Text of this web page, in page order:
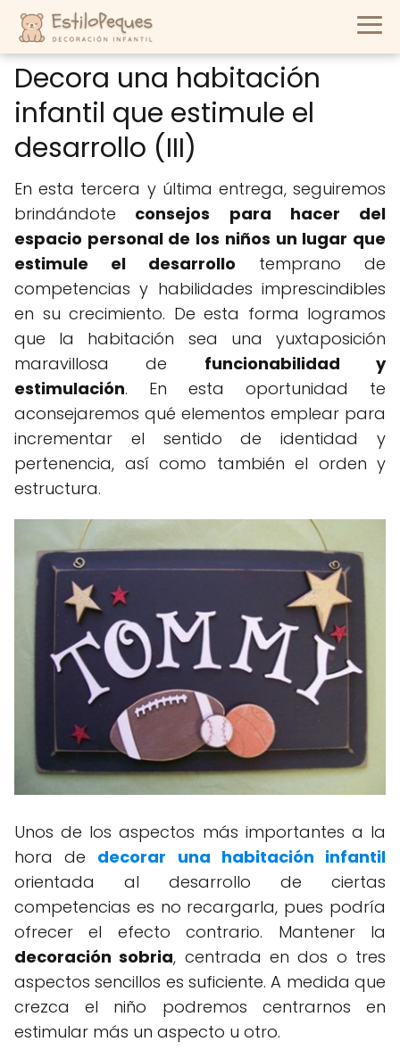
Decora una habitación
infantil que estimule el
desarrollo (III)
En esta tercera y última entrega, seguiremos
brindándote consejos para hacer del
espacio personal de los niños un lugar que
estimule el desarrollo temprano de
competencias y habilidades imprescindibles
en su crecimiento. De esta forma logramos
que la habitación sea una yuxtaposición
maravillosa de funcionabilidad y
estimulación. En esta oportunidad te
aconsejaremos qué elementos emplear para
incrementar el sentido de identidad y
pertenencia, así como también el orden y
estructura.
Unos de los aspectos más importantes a la
hora de decorar una habitación infantil
orientada al desarrollo de ciertas
competencias es no recargarla, pues podría
ofrecer el efecto contrario. Mantener la
decoración sobria, centrada en dos o tres
aspectos sencillos es suficiente. A medida que
crezca el niño podremos centrarnos en
estimular más un aspecto u otro.